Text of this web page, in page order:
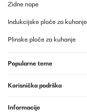
Zidne nape
Indukcijske ploče za kuhanje
Plinske ploče za kuhanje
Popularne teme
Korisnička podrška
Informacije